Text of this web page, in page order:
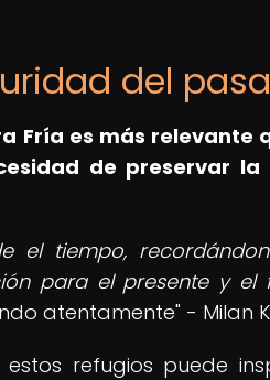
del
Fría es más relevante
de preservar la
el tiempo,
para el presente y el
atentamente" - Milan
refugios puede